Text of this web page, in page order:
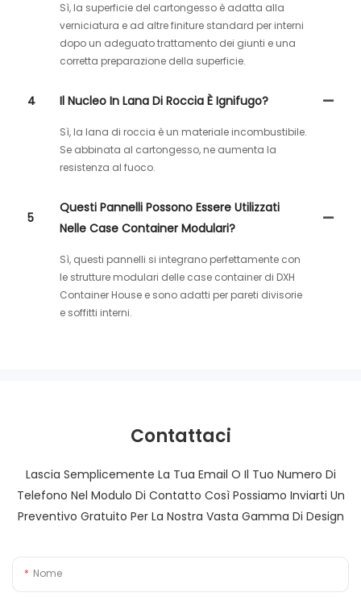
Sì, la superficie del cartongesso è adatta alla
verniciatura e ad altre finiture standard per interni
dopo un adeguato trattamento dei giunti e una
corretta preparazione della superficie.
4 Il Nucleo In Lana Di Roccia È Ignifugo?
Sì, la lana di roccia è un materiale incombustibile.
Se abbinata al cartongesso, ne aumenta la
resistenza al fuoco.
5
Questi Pannelli Possono Essere Utilizzati
Nelle Case Container Modulari?
Sì, questi pannelli si integrano perfettamente con
le strutture modulari delle case container di DXH
Container House e sono adatti per pareti divisorie
e soffitti interni.
Contattaci
Lascia Semplicemente La Tua Email O Il Tuo Numero Di
Telefono Nel Modulo Di Contatto Così Possiamo Inviarti Un
Preventivo Gratuito Per La Nostra Vasta Gamma Di Design
Nome